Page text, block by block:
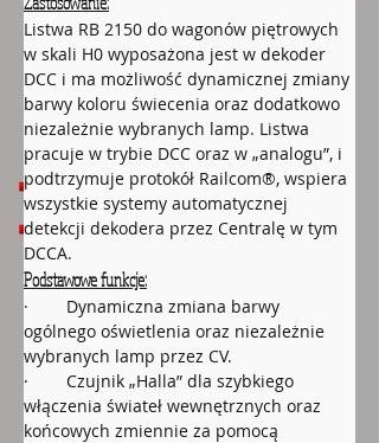
Pliki do pobrania:
RB_2150_PL_27_02_2026.pdf
RB_2150_EN_27_02_2026.pdf
Listwa RB 2150 do wagonów piętrowych
w skali H0 wyposażona jest w dekoder
DCC i ma możliwość dynamicznej zmiany
barwy koloru świecenia oraz dodatkowo
niezależnie wybranych lamp. Listwa
pracuje w trybie DCC oraz w „analogu”, i
podtrzymuje protokół Railcom®, wspiera
wszystkie systemy automatycznej
detekcji dekodera przez Centralę w tym
DCCA.
Podstawowe funkcje:
·        Dynamiczna zmiana barwy
ogólnego oświetlenia oraz niezależnie
wybranych lamp przez CV.
· Czujnik „Halla” dla szybkiego
włączenia świateł wewnętrznych oraz
końcowych zmiennie za pomocą